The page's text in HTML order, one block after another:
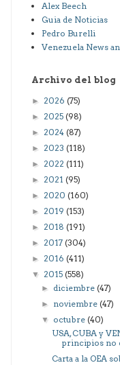
Alex Beech
Guia de Noticias
Pedro Burelli
Venezuela News
Archivo del blog
► 2026 (75)
► 2025 (98)
► 2024 (87)
► 2023 (118)
► 2022 (111)
► 2021 (95)
► 2020 (160)
► 2019 (153)
► 2018 (191)
► 2017 (304)
► 2016 (411)
▼ 2015 (558)
► diciembre(47)
► noviembre(47)
▼ octubre(40)
USA, CUBA y
principios no
Carta a la OEA